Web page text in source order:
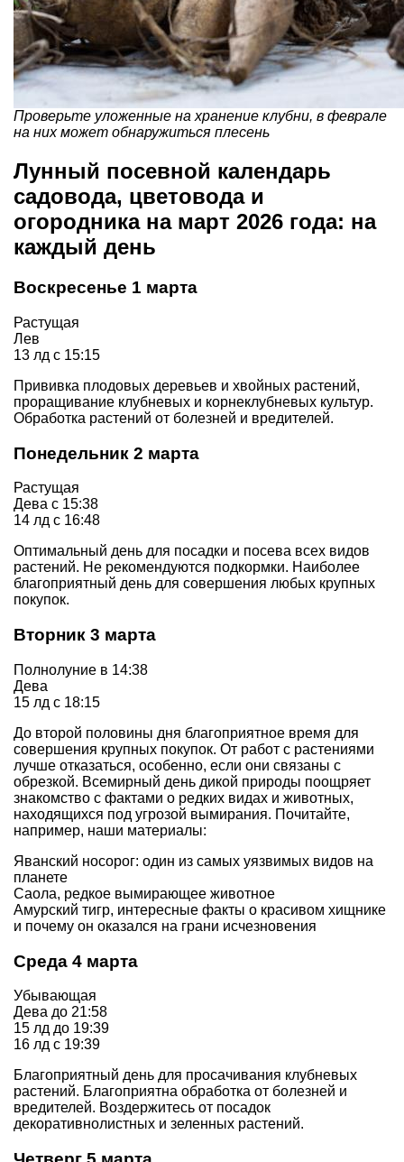
Проверьте уложенные на хранение клубни, в феврале
на них может обнаружиться плесень
Лунный посевной календарь
садовода, цветовода и
огородника на март 2026 года: на
каждый день
Воскресенье 1 марта
Растущая
Лев
13 лд с 15:15
Прививка плодовых деревьев и хвойных растений,
проращивание клубневых и корнеклубневых культур.
Обработка растений от болезней и вредителей.
Понедельник 2 марта
Растущая
Дева с 15:38
14 лд с 16:48
Оптимальный день для посадки и посева всех видов
растений. Не рекомендуются подкормки. Наиболее
благоприятный день для совершения любых крупных
покупок.
Вторник 3 марта
Полнолуние в 14:38
Дева
15 лд с 18:15
До второй половины дня благоприятное время для
совершения крупных покупок. От работ с растениями
лучше отказаться, особенно, если они связаны с
обрезкой. Всемирный день дикой природы поощряет
знакомство с фактами о редких видах и животных,
находящихся под угрозой вымирания. Почитайте,
например, наши материалы:
Яванский носорог: один из самых уязвимых видов на
планете
Саола, редкое вымирающее животное
Амурский тигр, интересные факты о красивом хищнике
и почему он оказался на грани исчезновения
Среда 4 марта
Убывающая
Дева до 21:58
15 лд до 19:39
16 лд с 19:39
Благоприятный день для просачивания клубневых
растений. Благоприятна обработка от болезней и
вредителей. Воздержитесь от посадок
декоративнолистных и зеленных растений.